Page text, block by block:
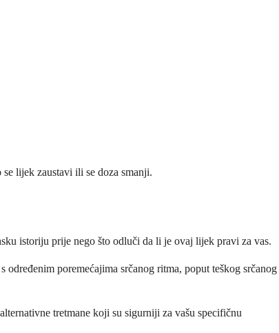
lijek zaustavi ili se doza smanji.
istoriju prije nego što odluči da li je ovaj lijek pravi za vas.
poremećajima srčanog ritma, poput teškog srčanog
tretmane koji su sigurniji za vašu specifičnu